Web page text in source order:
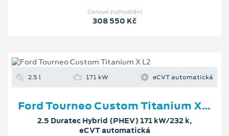
Cenové zvýhodnění
308 550 Kč
2.5 l 171 kW eCVT automatická
Ford Tourneo Custom Titanium X L2
2.5 Duratec Hybrid (PHEV) 171 kW/232 k,
eCVT automatická